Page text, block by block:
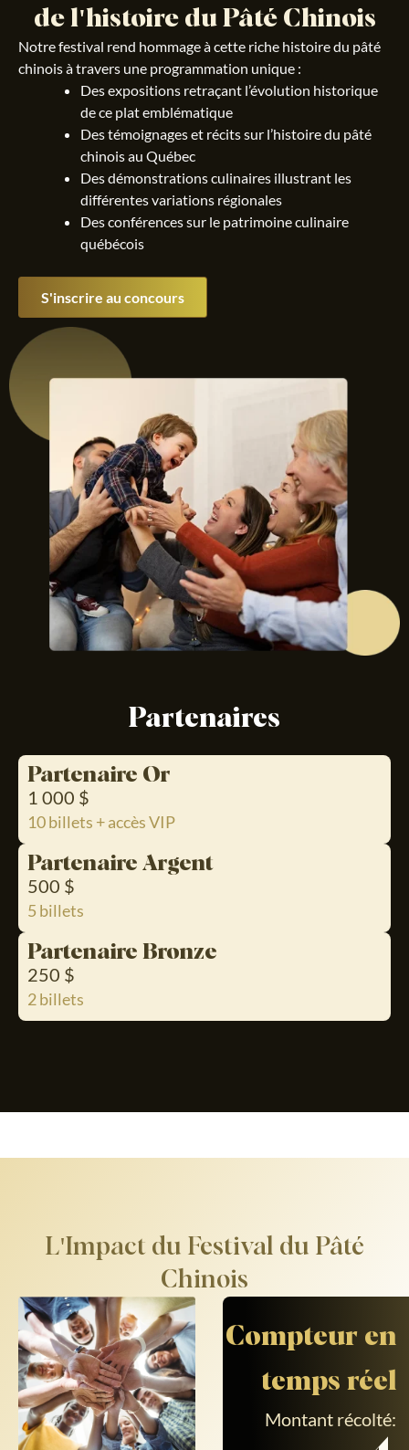
de l'histoire du Pâté Chinois
Notre festival rend hommage à cette riche histoire du pâté
chinois à travers une programmation unique :
Des expositions retraçant l’évolution historique
de ce plat emblématique
Des témoignages et récits sur l’histoire du pâté
chinois au Québec
Des démonstrations culinaires illustrant les
différentes variations régionales
Des conférences sur le patrimoine culinaire
québécois
S'inscrire au concours
Partenaires
Partenaire Or
1 000 $
10 billets + accès VIP
Partenaire Argent
500 $
5 billets
Partenaire Bronze
250 $
2 billets
L'Impact du Festival du Pâté
Chinois
Compteur en
temps réel
Montant récolté: